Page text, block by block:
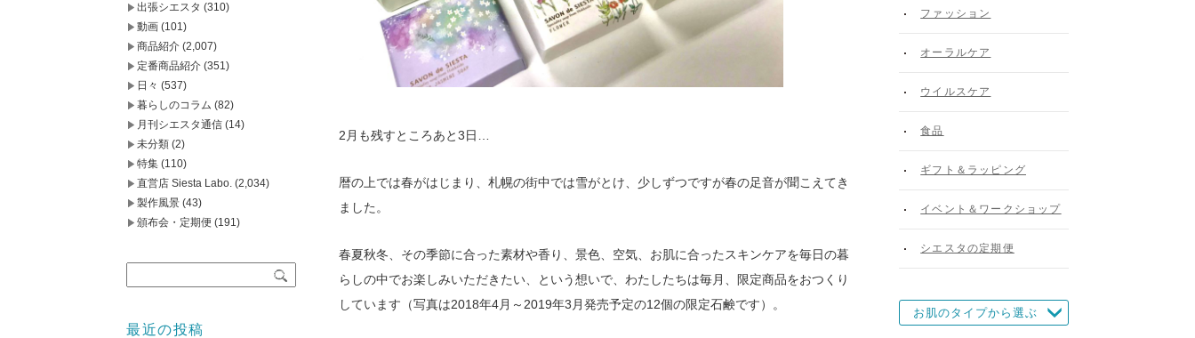
2月も残すところあと3日…
暦の上では春がはじまり、札幌の街中では雪がとけ、少しずつですが春の足音が聞こえてき
ました。
春夏秋冬、その季節に合った素材や香り、景色、空気、お肌に合ったスキンケアを毎日の暮
らしの中でお楽しみいただきたい、という想いで、わたしたちは毎月、限定商品をおつくり
しています（写真は2018年4月～2019年3月発売予定の12個の限定石鹸です）。
出張シエスタ (310)
動画 (101)
商品紹介 (2,007)
定番商品紹介 (351)
日々 (537)
暮らしのコラム (82)
月刊シエスタ通信 (14)
未分類 (2)
特集 (110)
直営店 Siesta Labo. (2,034)
製作風景 (43)
頒布会・定期便 (191)
最近の投稿
ファッション
オーラルケア
ウイルスケア
食品
ギフト＆ラッピング
イベント＆ワークショップ
シエスタの定期便
お肌のタイプから選ぶ